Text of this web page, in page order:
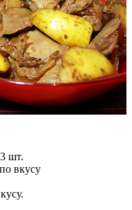
шт.
вкусу